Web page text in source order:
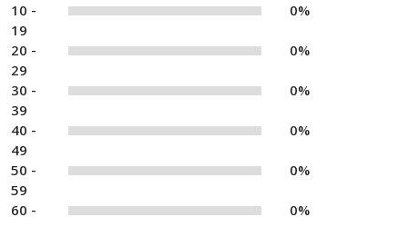
10 -
19
0%
20 -
29
0%
30 -
39
0%
40 -
49
0%
50 -
59
0%
60 - 0%